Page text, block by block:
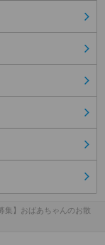
集】おばあちゃんのお散